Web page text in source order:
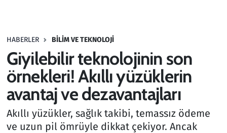
HABERLER BILIM VE TEKNOLOJI
Giyilebilir teknolojinin son
örnekleri! Akıllı yüzüklerin
avantaj ve dezavantajları
Akıllı yüzükler, sağlık takibi, temassız ödeme
ve uzun pil ömrüyle dikkat çekiyor. Ancak
Haber
Kültür Sanat
Kurumsal Haberler
Lezzet Durağı